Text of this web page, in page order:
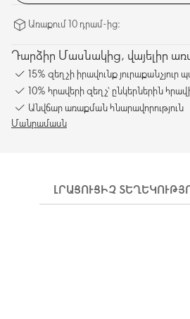
Առաքում 10 դրամ-ից։
Դարձիր Մասնակից, վայելիր
15% զեղչի իրավունք
10% հրավերի զեղչ՝ ընկերներին
Անվճար առաքման հնարավորություն
Մանրամասն
ԼՐԱՑՈՒՑԻՉ